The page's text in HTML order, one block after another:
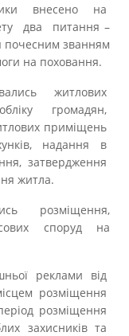
внесено на
два питання –
званням
на поховання.
житлових
громадян,
приміщень
надання в
затвердження
житла.
розміщення,
споруд на
реклами від
розміщення
розміщення
захисників та